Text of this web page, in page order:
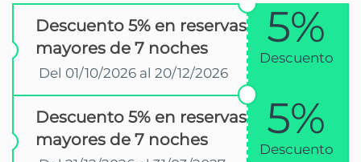
Descuento 5% en reservas
mayores de 7 noches
Del 01/10/2026 al 20/12/2026
5%
Descuento
Descuento 5% en reservas
mayores de 7 noches
5%
Descuento